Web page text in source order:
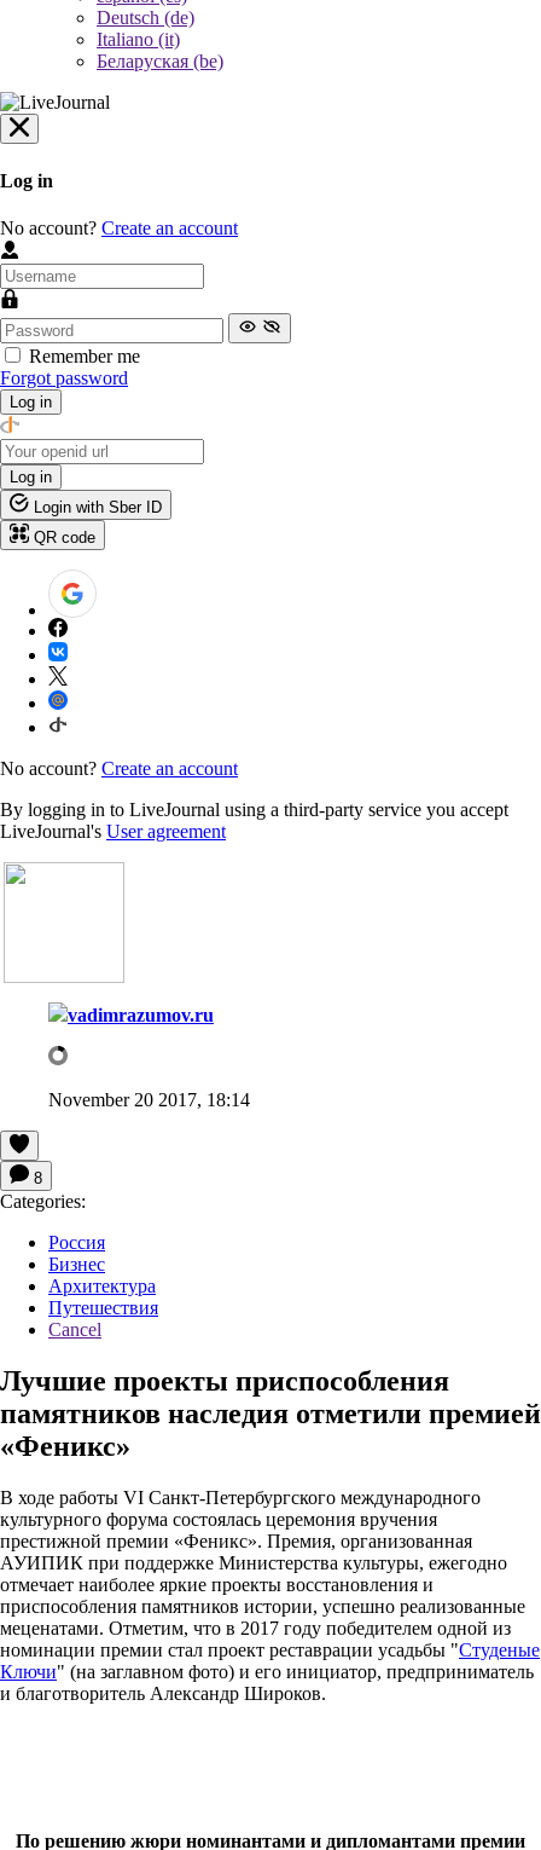
Deutsch (de)
Italiano (it)
Беларуская (be)
Log in
No account? Create an account
Remember me
Forgot password
Log in
Log in
Login with Sber ID
QR code
No account? Create an account
By logging in to LiveJournal using a third-party service you accept
LiveJournal's User agreement
vadimrazumov.ru
November 20 2017, 18:14
8
Categories:
Россия
Бизнес
Архитектура
Путешествия
Cancel
Лучшие проекты приспособления
памятников наследия отметили премией
«Феникс»
В ходе работы VI Санкт-Петербургского международного
культурного форума состоялась церемония вручения
престижной премии «Феникс». Премия, организованная
АУИПИК при поддержке Министерства культуры, ежегодно
отмечает наиболее яркие проекты восстановления и
приспособления памятников истории, успешно реализованные
меценатами. Отметим, что в 2017 году победителем одной из
номинации премии стал проект реставрации усадьбы "Студеные
Ключи" (на заглавном фото) и его инициатор, предприниматель
и благотворитель Александр Широков.
По решению жюри номинантами и дипломантами премии